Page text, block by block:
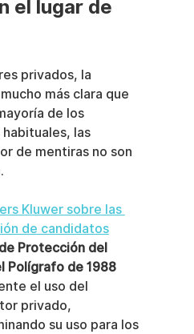
el lugar de
privados, la
más clara que
de los
las
de mentiras no son
Kluwer sobre las
de candidatos
Protección del
Polígrafo de 1988
el uso del
privado,
su uso para los